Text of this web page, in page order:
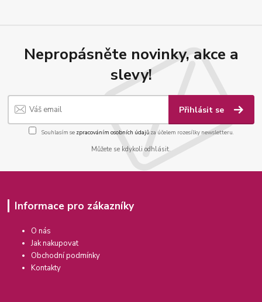
Nepropásněte novinky, akce a
slevy!
Přihlásit se
Souhlasím se zpracováním osobních údajůza účelem rozesílky newsletteru.
Můžete se kdykoli odhlásit.
Informace pro zákazníky
O nás
Jak nakupovat
Obchodní podmínky
Kontakty